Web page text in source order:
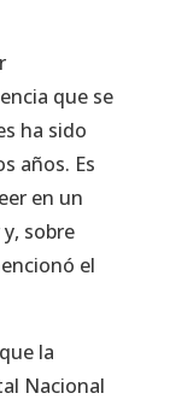
que se
ha sido
años. Es
en un
sobre
el
la
Nacional